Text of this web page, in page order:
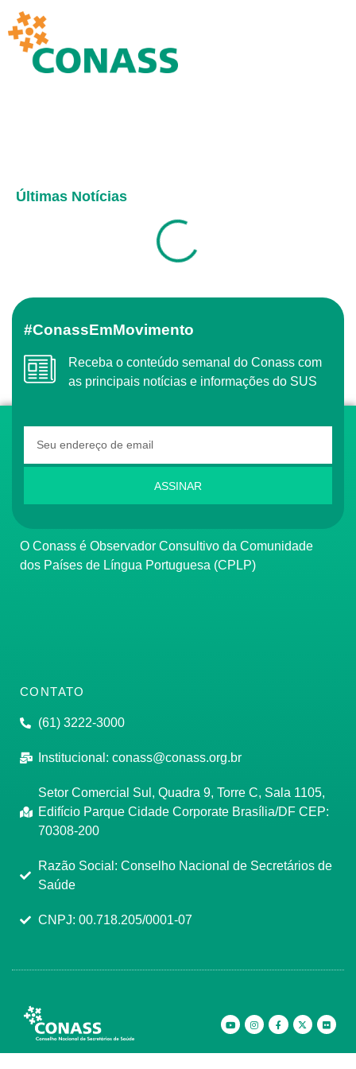
Últimas Notícias
#ConassEmMovimento
Receba o conteúdo semanal do Conass com
as principais notícias e informações do SUS
ASSINAR
O Conass é Observador Consultivo da Comunidade
dos Países de Língua Portuguesa (CPLP)
CONTATO
(61) 3222-3000
Institucional: conass@conass.org.br
Setor Comercial Sul, Quadra 9, Torre C, Sala 1105,
Edifício Parque Cidade Corporate Brasília/DF CEP:
70308-200
Razão Social: Conselho Nacional de Secretários de
Saúde
CNPJ: 00.718.205/0001-07